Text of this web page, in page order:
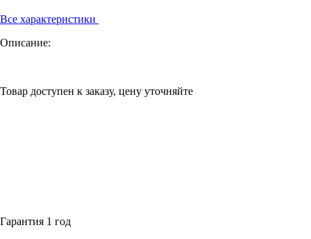
Все характеристики
Описание:
Товар доступен к заказу, цену уточняйте
Гарантия 1 год